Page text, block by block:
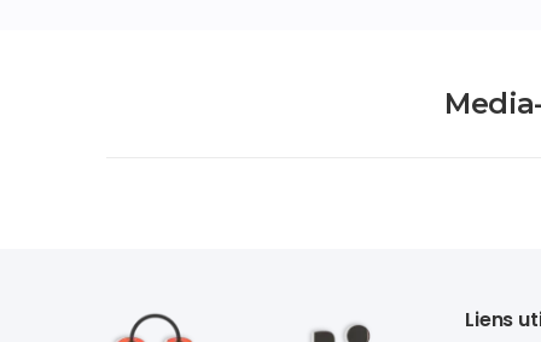
Liens